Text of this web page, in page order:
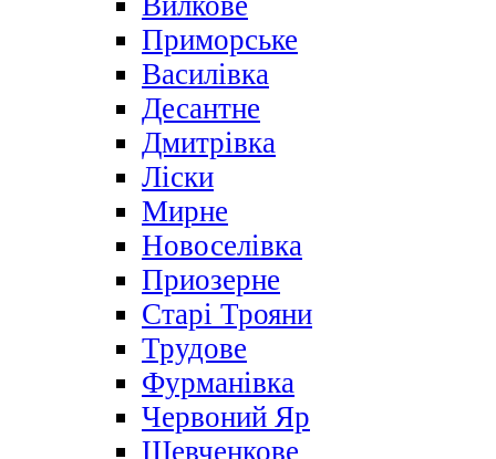
Приморське
Василівка
Десантне
Дмитрівка
Ліски
Мирне
Новоселівка
Приозерне
Старі Трояни
Трудове
Фурманівка
Червоний Яр
Шевченкове